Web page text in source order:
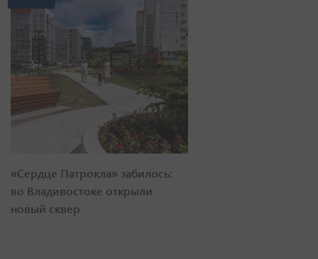
«Сердце Патрокла» забилось:
во Владивостоке открыли
новый сквер